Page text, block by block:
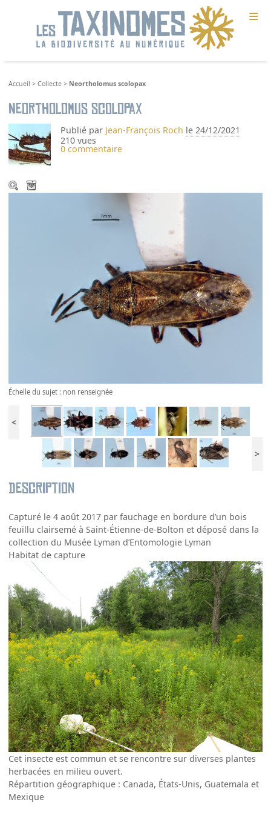
≡
Accueil >Collecte > Neortholomus scolopax
Neortholomus scolopax
Publié par Jean-François Roch le 24/12/2021
210 vues
0 commentaire
Échelle du sujet : non renseignée
<
>
Description
Capturé le 4 août 2017 par fauchage en bordure d’un bois
feuillu clairsemé à Saint-Étienne-de-Bolton et déposé dans la
collection du Musée Lyman d’Entomologie Lyman
Habitat de capture
Cet insecte est commun et se rencontre sur diverses plantes
herbacées en milieu ouvert.
Répartition géographique : Canada, États-Unis, Guatemala et
Mexique